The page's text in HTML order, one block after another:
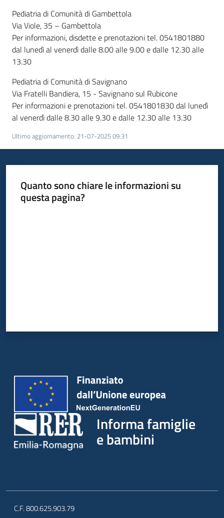
Pediatria di Comunità di Gambettola
Via Viole, 35 – Gambettola
Per informazioni, disdette e prenotazioni tel. 0541801880
dal lunedì al venerdì dalle 8.00 alle 9.00 e dalle 12.30 alle
13.30
Pediatria di Comunità di Savignano
Via Fratelli Bandiera, 15 - Savignano sul Rubicone
Per informazioni e prenotazioni tel. 0541801830 dal lunedì
al venerdì dalle 8.30 alle 9.30 e dalle 12.30 alle 13.30
Ultimo aggiornamento: 21-07-2025 09:31
Quanto sono chiare le informazioni su
questa pagina?
Informa famiglie
e bambini
C.F. 800.625.903.79